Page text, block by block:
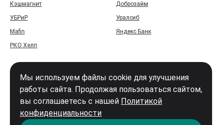
Кэшмагнит
Доброзайм
УБРиР
Уралсиб
Mafin
Яндекс Банк
РКО Хелп
Мы используем файлы cookie для улучшения
работы сайта. Продолжая пользоваться сайтом,
вы соглашаетесь с нашей Политикой
конфиденциальности